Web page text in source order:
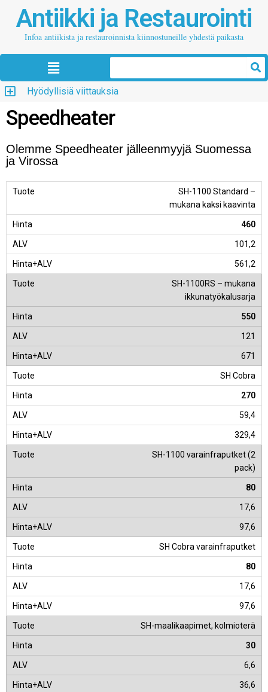
Antiikki ja Restaurointi
Infoa antiikista ja restauroinnista kiinnostuneille yhdestä paikasta
Hyödyllisiä viittauksia
Speedheater
Olemme Speedheater jälleenmyyjä Suomessa
ja Virossa
SH-1100 Standard –
mukana kaksi kaavinta
460
101,2
561,2
SH-1100RS – mukana
ikkunatyökalusarja
550
121
671
SH Cobra
270
59,4
329,4
SH-1100 varainfraputket (2
pack)
80
17,6
97,6
SH Cobra varainfraputket
80
17,6
97,6
SH-maalikaapimet, kolmioterä
30
6,6
36,6